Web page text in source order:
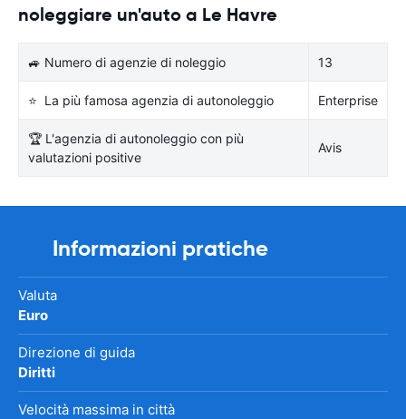
noleggiare un'auto a Le Havre
🚙 Numero di agenzie di noleggio 13
⭐ La più famosa agenzia di autonoleggio Enterprise
🏆 L'agenzia di autonoleggio con più
valutazioni positive
Avis
Informazioni pratiche
Valuta
Euro
Direzione di guida
Diritti
Velocità massima in città